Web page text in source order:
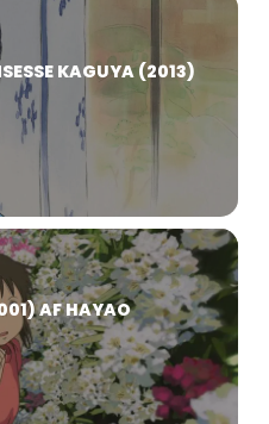
KAGUYA (2013)
AF HAYAO